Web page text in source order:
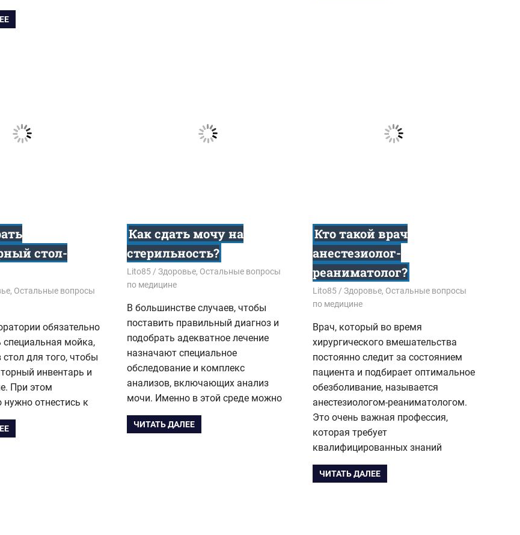
стол-
, Остальные вопросы
обязательно
мойка,
стол для того, чтобы
инвентарь и
При этом
нужно отнестись к
Как сдать мочу на
стерильность?
28.06.2018
Lito85 Здоровье, Остальные вопросы
по медицине
В большинстве случаев, чтобы
поставить правильный диагноз и
подобрать адекватное лечение
назначают специальное
обследование и комплекс
анализов, включающих анализ
мочи. Именно в этой среде можно
ЧИТАТЬ ДАЛЕЕ
Кто такой врач
анестезиолог-
реаниматолог?
22.03.2018
Lito85 Здоровье, Остальные вопросы
по медицине
Врач, который во время
хирургического вмешательства
постоянно следит за состоянием
пациента и подбирает оптимальное
обезболивание, называется
анестезиологом-реаниматологом.
Это очень важная профессия,
которая требует
квалифицированных знаний
ЧИТАТЬ ДАЛЕЕ